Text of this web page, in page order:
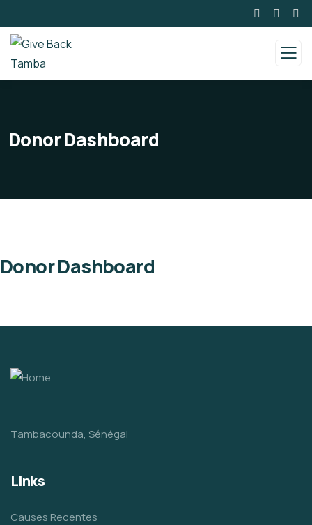
Donor Dashboard
Donor Dashboard
Tambacounda, Sénégal
Links
Causes Recentes